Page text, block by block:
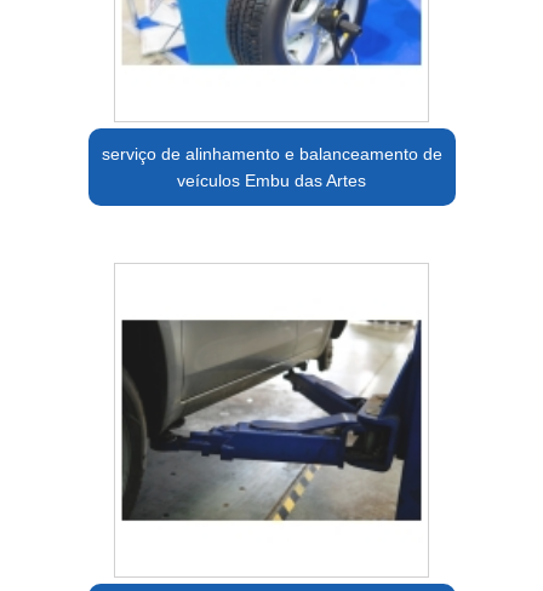
serviço de alinhamento e balanceamento de
veículos Embu das Artes